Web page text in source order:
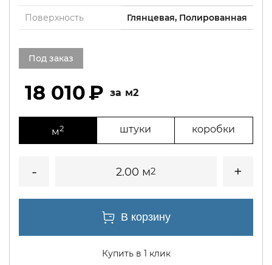
Поверхность Глянцевая, Полированная
Под заказ
18 010 м2
м2 штуки коробки
2.00 м2
Купить в 1 клик